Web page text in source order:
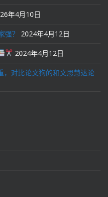
年4月10日
强？ 2024年4月12日
2024年4月12日
，对比论文狗的和文思慧达论